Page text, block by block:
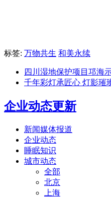
标签: 万物共生 和美永续
四川湿地保护项目邛海
千年彩灯承匠心 灯影璀
企业动态更新
新闻媒体报道
企业动态
睡眠知识
城市动态
全部
北京
上海